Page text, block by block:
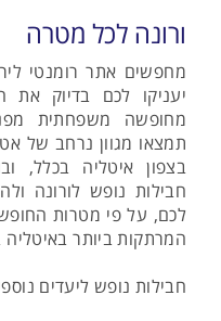
ורונה לכל מטרה
מחפשים אתר רומנטי
יעניקו לכם בדיוק את
מחופשה משפחתית
תמצאו מגוון נרחב של
בצפון איטליה בכלל,
חבילות נופש לורונה
לכם, על פי מטרות
המרתקות ביותר
חבילות נופש ליעדים